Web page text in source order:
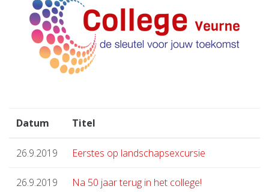
Datum Titel
26.9.2019 Eerstes op landschapsexcursie
26.9.2019 Na 50 jaar terug in het college!